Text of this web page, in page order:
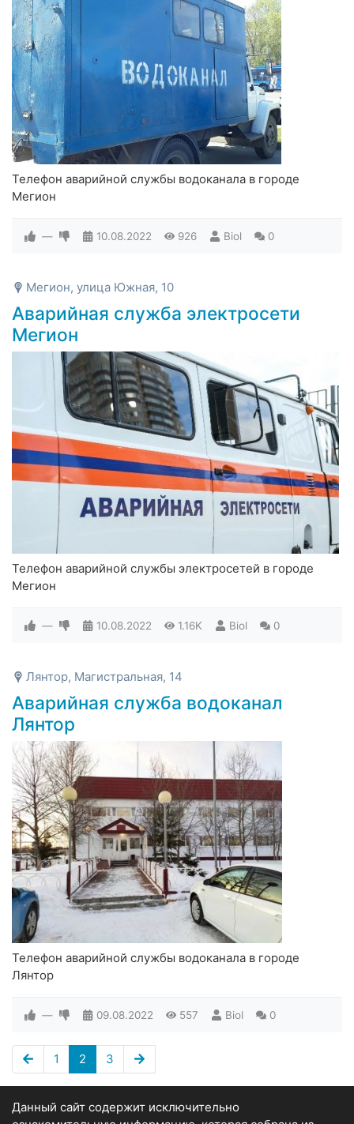
Телефон аварийной службы водоканала в городе
Мегион
— 10.08.2022 926 Biol 0
Мегион, улица Южная, 10
Аварийная служба электросети
Мегион
Телефон аварийной службы электросетей в городе
Мегион
— 10.08.2022 1.16K Biol 0
Лянтор, Магистральная, 14
Аварийная служба водоканал
Лянтор
Телефон аварийной службы водоканала в городе
Лянтор
— 09.08.2022 557 Biol 0
1 2 3
Данный сайт содержит исключительно